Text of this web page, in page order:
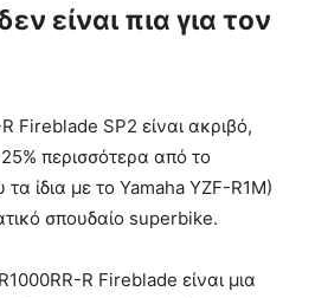
είναι πια για τον
Fireblade SP2 είναι ακριβό,
περισσότερα από το
ίδια με το Yamaha YZF-R1M)
σπουδαίο superbike.
R Fireblade είναι μια